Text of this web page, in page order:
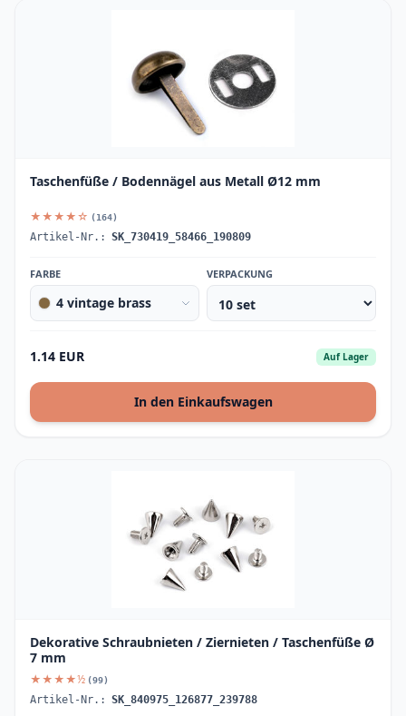
Taschenfüße / Bodennägel aus Metall Ø12 mm
★★★★☆ (164)
Artikel-Nr.: SK_730419_58466_190809
FARBE
4 vintage brass
VERPACKUNG
1.14 EUR Auf Lager
In den Einkaufswagen
Dekorative Schraubnieten / Ziernieten / Taschenfüße Ø
7 mm
★★★★½ (99)
Artikel-Nr.: SK_840975_126877_239788